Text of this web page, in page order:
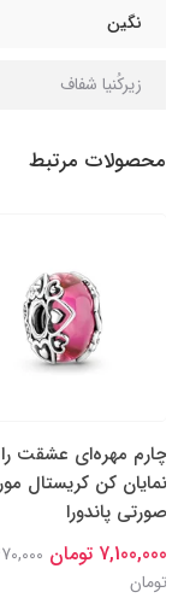
نگین
زیرکُنیا شفاف
محصولات مرتبط
چارم مهره‌ای عشقت را
نمایان کن کریستال
صورتی پاندورا
7,100,000 تومان
تومان